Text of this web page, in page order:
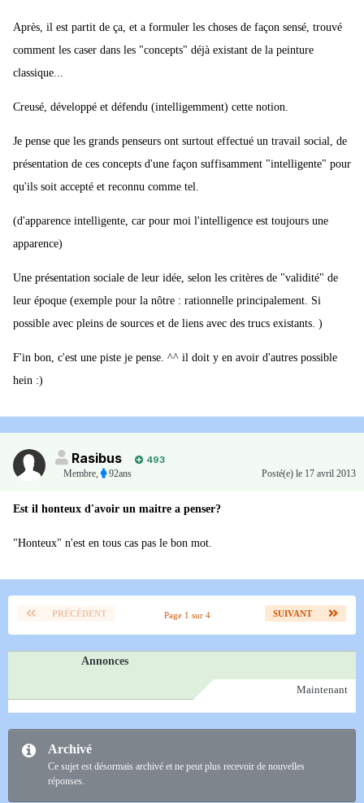
Après, il est partit de ça, et a formuler les choses de façon sensé, trouvé
comment les caser dans les "concepts" déjà existant de la peinture
classique...
Creusé, développé et défendu (intelligemment) cette notion.
Je pense que les grands penseurs ont surtout effectué un travail social, de
présentation de ces concepts d'une façon suffisamment "intelligente" pour
qu'ils soit accepté et reconnu comme tel.
(d'apparence intelligente, car pour moi l'intelligence est toujours une
apparence)
Une présentation sociale de leur idée, selon les critères de "validité" de
leur époque (exemple pour la nôtre : rationnelle principalement. Si
possible avec pleins de sources et de liens avec des trucs existants. )
F'in bon, c'est une piste je pense. ^^ il doit y en avoir d'autres possible
hein :)
Rasibus
493
Membre
92ans Posté(e) le 17 avril 2013
Est il honteux d'avoir un maitre a penser?
"Honteux" n'est en tous cas pas le bon mot.
PRÉCÉDENT SUIVANT
Page 1 sur 4
Annonces
Maintenant
Archivé
Ce sujet est désormais archivé et ne peut plus recevoir de nouvelles
réponses.